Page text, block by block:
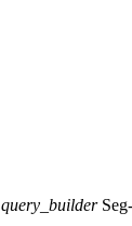
query_builder